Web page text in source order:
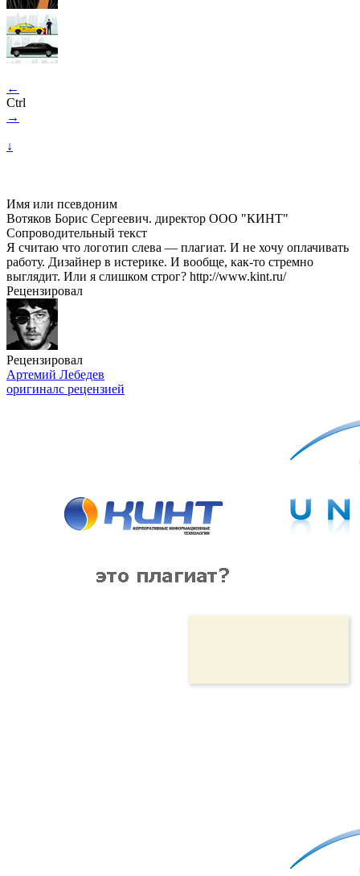
←
Ctrl
→
↓
Имя или псевдоним
Вотяков Борис Сергеевич. директор ООО "КИНТ"
Сопроводительный текст
Я считаю что логотип слева — плагиат. И не хочу оплачивать
работу. Дизайнер в истерике. И вообще, как-то стремно
выглядит. Или я слишком строг? http://www.kint.ru/
Рецензировал
Рецензировал
Артемий Лебедев
оригиналс рецензией